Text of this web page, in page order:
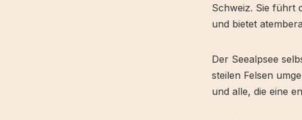
Schweiz. Sie führt
und bietet
Der Seealpsee
steilen Felsen
und alle, die eine